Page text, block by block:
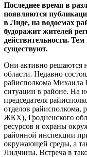
Последнее время в
появляются
в Лиде, на водоемах
будоражит жителей
действительности.
существуют.
Они активно решаются
области. Недавно
райисполкома Михаила
ситуации в районе. На
председателя
отделов райисполкома,
ЖКХ), Гродненского
ресурсов и охраны
районной инспекции
окружающей среды, а
Лидчины. Встреча в